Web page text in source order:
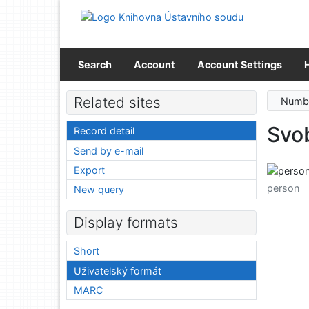
Go to menu
Search Account Account Settings
person
Related sites
Record detail
Send by e-mail
Export
New query
Display formats
Short
Uživatelský formát
MARC